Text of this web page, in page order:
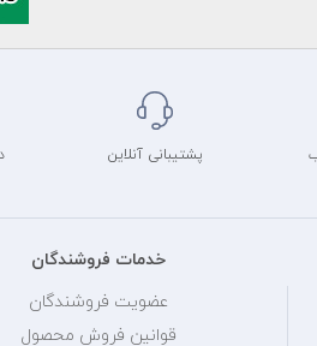
پشتیبانی آنلاین
خدمات فروشندگان
عضویت فروشندگان
قوانین فروش محصول